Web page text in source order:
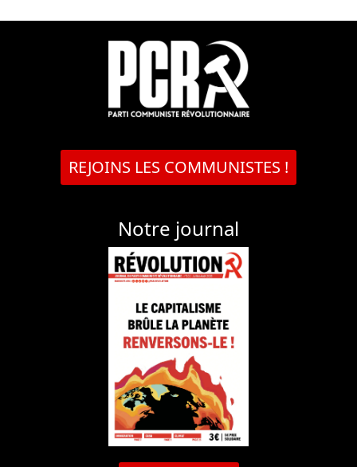
REJOINS LES COMMUNISTES !
Notre journal